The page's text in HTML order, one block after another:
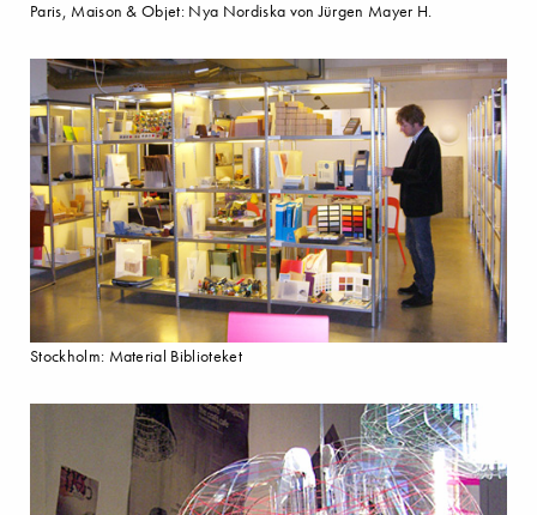
Paris, Maison & Objet: Nya Nordiska von Jürgen Mayer H.
Stockholm: Material Biblioteket